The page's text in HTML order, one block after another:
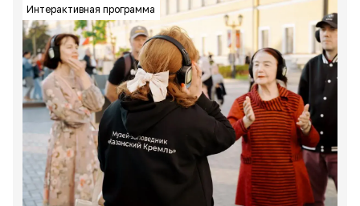
Интерактивная программа